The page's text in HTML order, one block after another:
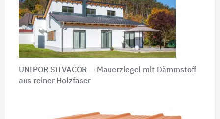
UNIPOR SILVACOR — Mauerziegel mit Dämmstoff
aus reiner Holzfaser